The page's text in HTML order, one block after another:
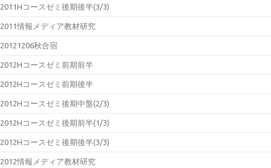
2011Hコースゼミ後期後半(3/3)
2011情報メディア教材研究
20121206秋合宿
2012Hコースゼミ前期前半
2012Hコースゼミ前期後半
2012Hコースゼミ後期中盤(2/3)
2012Hコースゼミ後期前半(1/3)
2012Hコースゼミ後期後半(3/3)
2012情報メディア教材研究